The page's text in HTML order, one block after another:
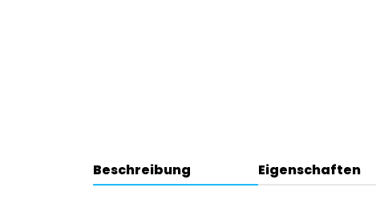
Beschreibung Eigenschaften